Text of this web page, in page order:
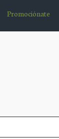
Promociónate